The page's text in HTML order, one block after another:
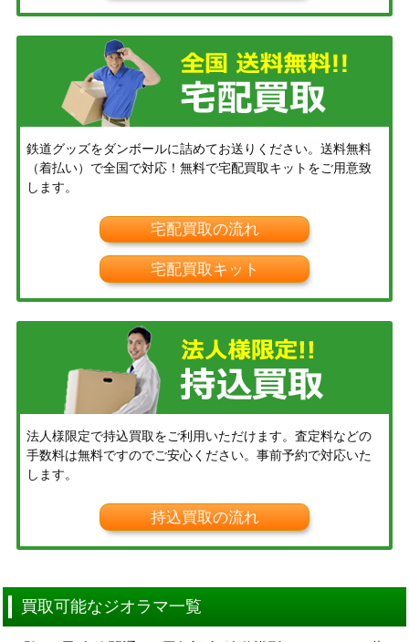
鉄道グッズをダンボールに詰めてお送りください。送料無料
（着払い）で全国で対応！無料で宅配買取キットをご用意致
します。
宅配買取の流れ
宅配買取キット
法人様限定で持込買取をご利用いただけます。査定料などの
手数料は無料ですのでご安心ください。事前予約で対応いた
します。
持込買取の流れ
買取可能なジオラマ一覧